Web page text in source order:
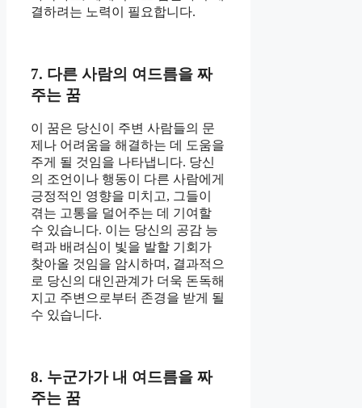
결하려는 노력이 필요합니다.
7. 다른 사람의 여드름을 짜
주는 꿈
이 꿈은 당신이 주변 사람들의 문
제나 어려움을 해결하는 데 도움을
주게 될 것임을 나타냅니다. 당신
의 조언이나 행동이 다른 사람에게
긍정적인 영향을 미치고, 그들이
겪는 고통을 덜어주는 데 기여할
수 있습니다. 이는 당신의 공감 능
력과 배려심이 빛을 발할 기회가
찾아올 것임을 암시하며, 결과적으
로 당신의 대인관계가 더욱 돈독해
지고 주변으로부터 존경을 받게 될
수 있습니다.
8. 누군가가 내 여드름을 짜
주는 꿈